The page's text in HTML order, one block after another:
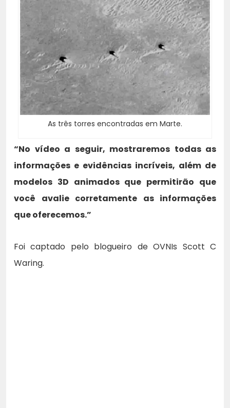
As três torres encontradas em Marte.
“No vídeo a seguir, mostraremos todas as
informações e evidências incríveis, além de
modelos 3D animados que permitirão que
você avalie corretamente as informações
que oferecemos.”
Foi captado pelo blogueiro de OVNIs Scott C
Waring.